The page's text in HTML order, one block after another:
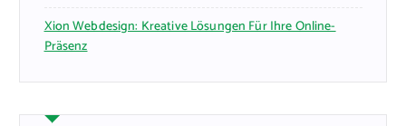
Xion Webdesign: Kreative Lösungen Für Ihre Online-
Präsenz